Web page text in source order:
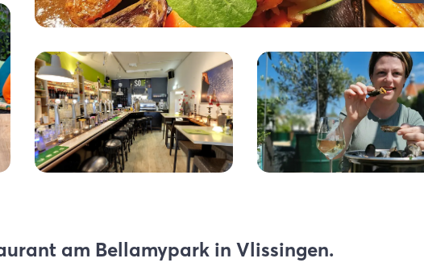
am Bellamypark in Vlissingen.